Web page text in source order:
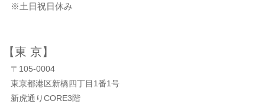
※土日祝日休み
【東 京】
〒105-0004
東京都港区新橋四丁目1番1号
新虎通りCORE3階